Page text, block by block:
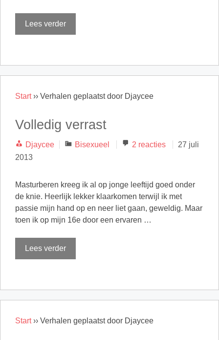
Lees verder
Start›› Verhalen geplaatst door Djaycee
Volledig verrast
Djaycee Categorieën
Bisexueel 2 reacties
27 juli
2013
Masturberen kreeg ik al op jonge leeftijd goed onder
de knie. Heerlijk lekker klaarkomen terwijl ik met
passie mijn hand op en neer liet gaan, geweldig. Maar
toen ik op mijn 16e door een ervaren …
Lees verder
Start›› Verhalen geplaatst door Djaycee